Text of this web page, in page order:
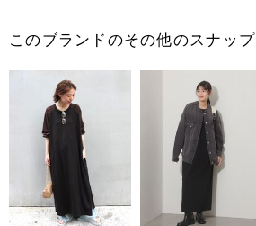
このブランドのその他のスナップ